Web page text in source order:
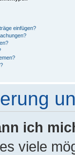
einfügen?
ich
viele